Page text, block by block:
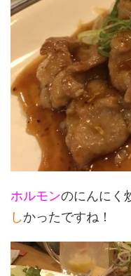
ホルモンのにんにく
しかったですね！